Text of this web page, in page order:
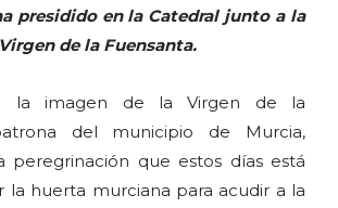
presidido en la Catedral junto a la
de la Fuensanta.
la imagen de la Virgen de la
del municipio de Murcia,
peregrinación que estos días está
la huerta murciana para acudir a la